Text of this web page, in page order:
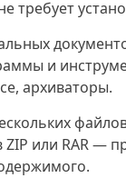
требует
и
архиваторы.
ZIP или RAR —